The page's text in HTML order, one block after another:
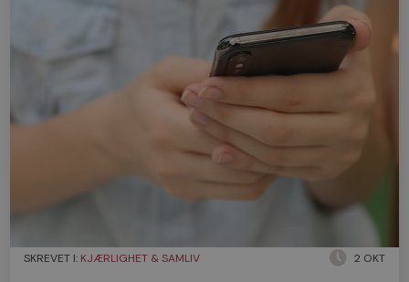
SKREVET I: KJÆRLIGHET & SAMLIV 2 OKT